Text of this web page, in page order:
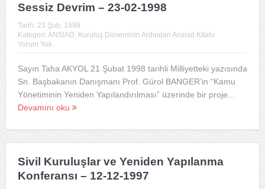
Sessiz Devrim – 23-02-1998
Tarih: 23 Şub, 1998
Kategori: ANSİAD, Kuruluş Döneminin Ardından Ansiad Kitabı
Yorum Yok
Sayın Taha AKYOL 21 Şubat 1998 tarihli Milliyetteki yazısında
Sn. Başbakanın Danışmanı Prof. Gürol BANGER’in “Kamu
Yönetiminin Yeniden Yapılandırılması” üzerinde bir proje...
Devamını oku
Sivil Kuruluşlar ve Yeniden Yapılanma
Konferansı – 12-12-1997